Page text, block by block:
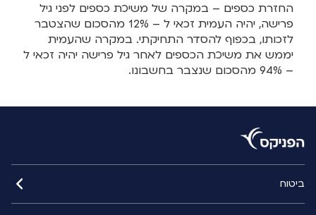
החזרת כספים – במקרה של משיכת כספים לפני גיל
פרישה, יהיה העמית זכאי ל – 12% מהסכום שהצטבר
לזכותו, בכפוף להסדר התחיקתי. במקרה שהעמית
יממש את משיכת הכספים לאחר גיל פרישה יהיה זכאי ל
– 94% מהסכום שנצבר בחשבונו.
ביטוח